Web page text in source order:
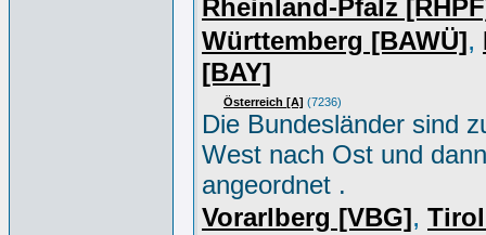
Rheinland-Pfalz
Württemberg [BAWÜ],
[BAY]
Österreich [A] (7236)
Die Bundesländer sind
West nach Ost und
angeordnet .
Vorarlberg [VBG],